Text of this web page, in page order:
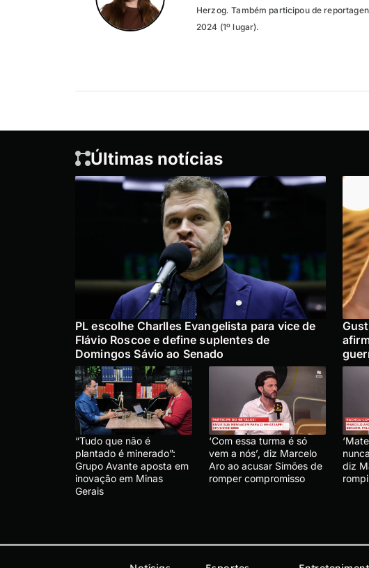
Herzog. Também participou de
2024 (1º lugar).
Últimas notícias
PL escolhe Charlles Evangelista para vice de
Flávio Roscoe e define suplentes de
Domingos Sávio ao Senado
“Tudo que não é
plantado é minerado”:
Grupo Avante aposta em
inovação em Minas
Gerais
‘Com essa turma é só
vem a nós’, diz Marcelo
Aro ao acusar Simões de
romper compromisso
diz